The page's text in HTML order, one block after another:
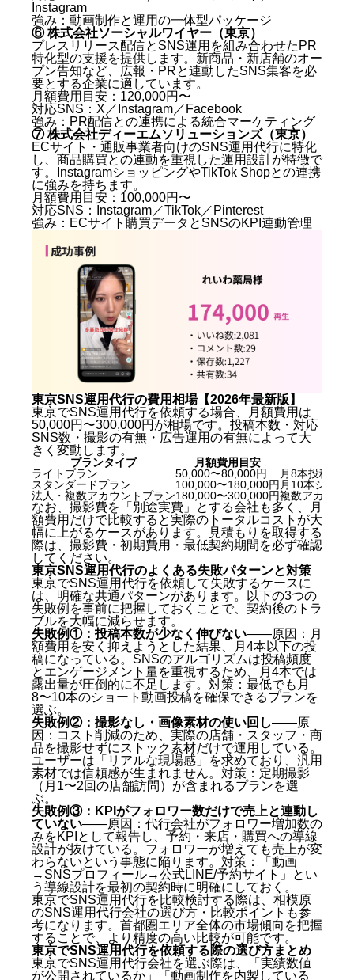
Instagram
強み：動画制作と運用の一体型パッケージ
⑥ 株式会社ソーシャルワイヤー（東京）
プレスリリース配信とSNS運用を組み合わせたPR
特化型の支援を提供します。新商品・新店舗のオー
プン告知など、広報・PRと連動したSNS集客を必
要とする企業に適しています。
月額費用目安：120,000円〜
対応SNS：X／Instagram／Facebook
強み：PR配信との連携による統合マーケティング
⑦ 株式会社ディーエムソリューションズ（東京）
ECサイト・通販事業者向けのSNS運用代行に特化
し、商品購買との連動を重視した運用設計が特徴で
す。InstagramショッピングやTikTok Shopとの連携
に強みを持ちます。
月額費用目安：100,000円〜
対応SNS：Instagram／TikTok／Pinterest
強み：ECサイト購買データとSNSのKPI連動管理
東京SNS運用代行の費用相場【2026年最新版】
東京でSNS運用代行を依頼する場合、月額費用は
50,000円〜300,000円が相場です。投稿本数・対応
SNS数・撮影の有無・広告運用の有無によって大
きく変動します。
プランタイプ
月額費用目安
ライトプラン
50,000〜80,000円
月8本投稿・
スタンダードプラン
100,000〜180,000円 月10本ショー
法人・複数アカウントプラン180,000〜300,000円複数アカウン
なお、撮影費を「別途実費」とする会社も多く、月
額費用だけで比較すると実際のトータルコストが大
幅に上がるケースがあります。見積もりを取得する
際は、撮影費・初期費用・最低契約期間を必ず確認
してください。
東京SNS運用代行のよくある失敗パターンと対策
東京でSNS運用代行を依頼して失敗するケースに
は、明確な共通パターンがあります。以下の3つの
失敗例を事前に把握しておくことで、契約後のトラ
ブルを大幅に減らせます。
失敗例①：投稿本数が少なく伸びない——原因：月
額費用を安く抑えようとした結果、月4本以下の投
稿になっている。SNSのアルゴリズムは投稿頻度
とエンゲージメント量を重視するため、月4本では
露出量が圧倒的に不足します。対策：最低でも月
8〜10本のショート動画投稿を確保できるプランを
選ぶ。
失敗例②：撮影なし・画像素材の使い回し——原
因：コスト削減のため、実際の店舗・スタッフ・商
品を撮影せずにストック素材だけで運用している。
ユーザーは「リアルな現場感」を求めており、汎用
素材では信頼感が生まれません。対策：定期撮影
（月1〜2回の店舗訪問）が含まれるプランを選
ぶ。
失敗例③：KPIがフォロワー数だけで売上と連動し
ていない——原因：代行会社がフォロワー増加数の
みをKPIとして報告し、予約・来店・購買への導線
設計が抜けている。フォロワーが増えても売上が変
わらないという事態に陥ります。対策：「動画
→SNSプロフィール→公式LINE/予約サイト」とい
う導線設計を最初の契約時に明確にしておく。
東京でSNS運用代行を比較検討する際は、 相模原
のSNS運用代行会社の選び方・比較ポイント も参
考になります。首都圏エリア全体の市場傾向を把握
することで、より精度の高い比較が可能です。
東京でSNS運用代行を依頼する際の選び方まとめ
東京でSNS運用代行会社を選ぶ際は、「実績数値
が公開されているか」「動画制作を内製している
東京のSNS運用代行とは何か — 30秒でわかる基本と
役割
SNS運用代行が必要とされる背景
東京SNS運用代行を選ぶ前に確認すべき5つの
KBF（比較軸）
東京SNS運用代行おすすめ7社【2026年最新版】比較
一覧
① 株式会社キングプロテア（札幌発・全国対応）
② 株式会社Lili（東京）
③ 株式会社ホワイトボックス（東京）
④ 株式会社サムシングファン（東京）
⑤ 株式会社ルーシッド（東京）
⑥ 株式会社ソーシャルワイヤー（東京）
⑦ 株式会社ディーエムソリューションズ（東京）
東京SNS運用代行の費用相場【2026年最新版】
東京SNS運用代行のよくある失敗パターンと対策
東京でSNS運用代行を依頼する際の選び方まとめ
東京SNS運用代行に関するよくある質問（FAQ）
Q. 東京でSNS運用代行を依頼する場合の月額費用
はいくらですか？
Q. TikTokとInstagramのどちらを優先すべきです
か？
Q. SNS運用代行は何ヶ月から効果が出始めます
か？
Q. 撮影なしでもSNS運用代行を依頼できますか？
Q. SNS運用代行会社に依頼する前に自社で準備す
べきことは何ですか？
Q. 東京以外の会社（例：札幌の株式会社キングプ
ロテア）でも東京のクライアントに対応できます
か？
Q. 夜職・キャバクラ・ホストクラブのSNS運用も
依頼できますか？
まとめ：東京SNS運用代行おすすめ7社【2026年最新
版】